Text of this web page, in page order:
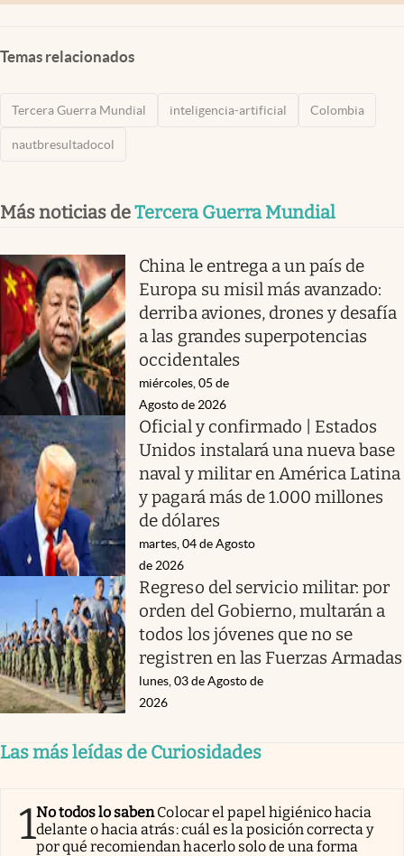
Temas relacionados
Tercera Guerra Mundial inteligencia-artificial Colombia
nautbresultadocol
Más noticias deTercera Guerra Mundial
China le entrega a un país de
Europa su misil más avanzado:
derriba aviones, drones y desafía
a las grandes superpotencias
occidentales
miércoles, 05 de
Agosto de 2026
Oficial y confirmado | Estados
Unidos instalará una nueva base
naval y militar en América Latina
y pagará más de 1.000 millones
de dólares
martes, 04 de Agosto
de 2026
Regreso del servicio militar: por
orden del Gobierno, multarán a
todos los jóvenes que no se
registren en las Fuerzas Armadas
lunes, 03 de Agosto de
2026
Las más leídas de Curiosidades
1No todos lo sabenColocar el papel higiénico hacia
delante o hacia atrás: cuál es la posición correcta y
por qué recomiendan hacerlo solo de una forma